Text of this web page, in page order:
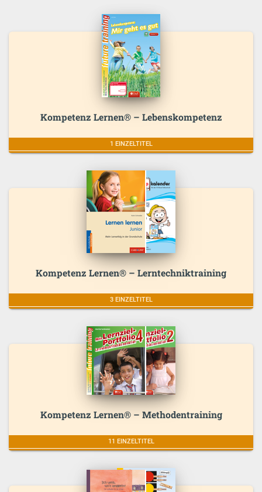
Kompetenz Lernen® – Lebenskompetenz
1 EINZELTITEL
Kompetenz Lernen® – Lerntechniktraining
3 EINZELTITEL
Kompetenz Lernen® – Methodentraining
11 EINZELTITEL